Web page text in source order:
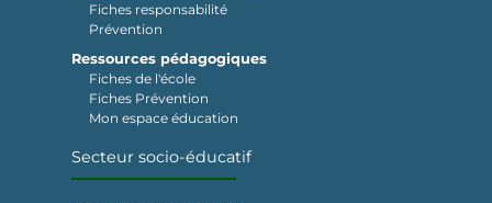
Fiches responsabilité
Prévention
Ressources pédagogiques
Fiches de l'école
Fiches Prévention
Mon espace éducation
Secteur socio-éducatif